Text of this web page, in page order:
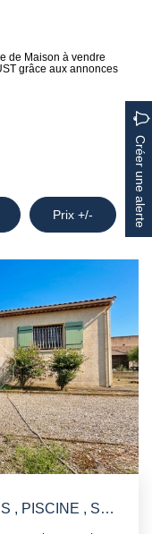
de Maison à vendre
grâce aux annonces
Créer une alerte
Prix +/-
VILLA SAINT JUST 3 CHAMBRES , PISCINE , SOUS SOL AMENAGEABLE , HANGAR 125M²